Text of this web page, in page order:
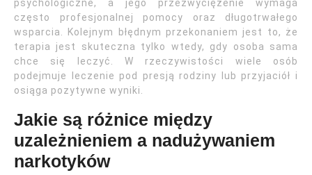
psychologiczne, a jego przezwyciężenie wymaga
często profesjonalnej pomocy oraz długotrwałego
wsparcia. Kolejnym błędnym przekonaniem jest to, że
terapia jest skuteczna tylko wtedy, gdy osoba sama
chce się leczyć. W rzeczywistości wiele osób
podejmuje leczenie pod presją rodziny lub przyjaciół i
osiąga pozytywne wyniki.
Jakie są różnice między
uzależnieniem a nadużywaniem
narkotyków